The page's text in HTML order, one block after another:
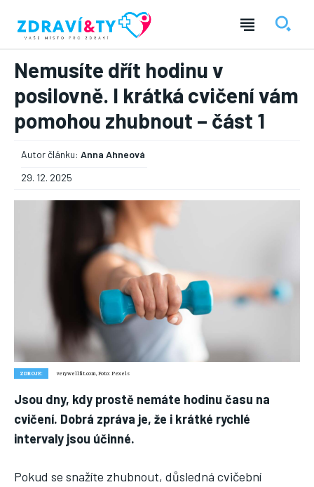
Nic není tak důležité, jako vaše zdraví.
Náš web nabízí komplexní informace a rady pro zdravý životní
styl, zahrnující nejnovější poznatky o různých onemocněních,
přínosné zdravotní praktiky, techniky jógy a rady pro
vyváženou stravu.
ZDRAVÍ
ONEMOCNĚNÍ
Nemusíte dřít hodinu v
posilovně. I krátká cvičení vám
pomohou zhubnout – část 1
Autor článku: Anna Ahneová
29. 12. 2025
ZDROJE: verywellfit.com, Foto: Pexels
Jsou dny, kdy prostě nemáte hodinu času na
cvičení. Dobrá zpráva je, že i krátké rychlé
intervaly jsou účinné.
Pokud se snažíte zhubnout, důsledná cvičební